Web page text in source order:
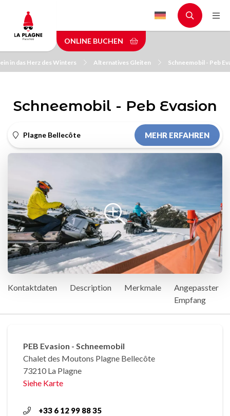
main
content
ONLINE BUCHEN
in das Herz des Winters Alternatives Gleiten Schneemobil - Peb
Schneemobil - Peb Evasion
Plagne Bellecôte MEHR ERFAHREN
Kontaktdaten Description Merkmale
Angepasster
Empfang
PEB Evasion - Schneemobil
Chalet des Moutons Plagne Bellecôte
73210 La Plagne
Siehe Karte
+33 6 12 99 88 35